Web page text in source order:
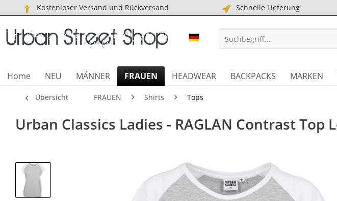
Kostenloser Versand und Rückversand Schnelle Lieferung
URBAN STREET DE
Home NEU MÄNNER FRAUEN HEADWEAR BACKPACKS MARKEN
Übersicht FRAUEN Shirts Tops
Urban Classics Ladies - RAGLAN Contrast Top